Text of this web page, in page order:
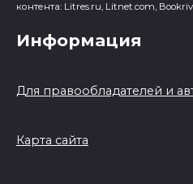
контента: Litres.ru, Litnet.com,
Информация
Для правообладателей и
Карта сайта